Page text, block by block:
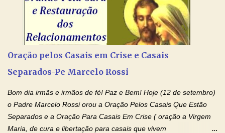
celestiais através da intercessão da Serva de Deus Nhá Chica)
(Rezar durante nove dias seguidos ou intercalados) Nhá Chica,
recorro a vós como intercessora entre a Bondade Divina e as
necessidades humanas. Peço-vos, como favor espiritual, que
entregueis nas mãos do Santíssimo o meu pedido urgente (Fazer
o pedido). Acolhei, Nhá Chica, no vosso coração bondoso as
Oração pelos Casais em Crise e Casais
Separados-Pe Marcelo Rossi
Bom dia irmãs e irmãos de fé! Paz e Bem! Hoje (12 de setembro)
o Padre Marcelo Rossi orou a Oração Pelos Casais Que Estão
Separados e a Oração Para Casais Em Crise ( oração a Virgem
Maria, de cura e libertação para casais que vivem